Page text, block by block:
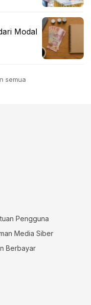
Modal
semua
Pengguna
Media Siber
Berbayar